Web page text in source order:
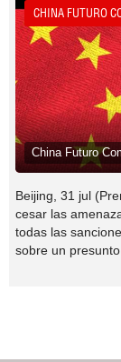
CHINA FUTURO
China Futuro
Beijing, 31 jul
cesar las
todas las
sobre un